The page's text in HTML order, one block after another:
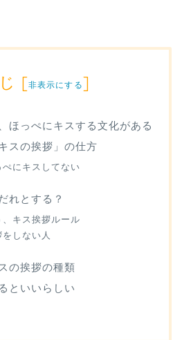
[非表示にする]
ほっぺにキスする文化がある
スの挨拶」の仕方
にキスしてない
れとする？
、キス挨拶ルール
しない人
の挨拶の種類
といいらしい